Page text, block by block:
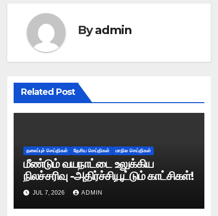
Byadmin
Related Post
தலைப்புச் செய்திகள் தேசிய செய்திகள் மாநில செய்திகள்
மீண்டும் வயநாட்டை உலுக்கிய
நிலச்சரிவு -அதிர்ச்சியூட்டும் காட்சிகள்!
JUL 7, 2026 ADMIN